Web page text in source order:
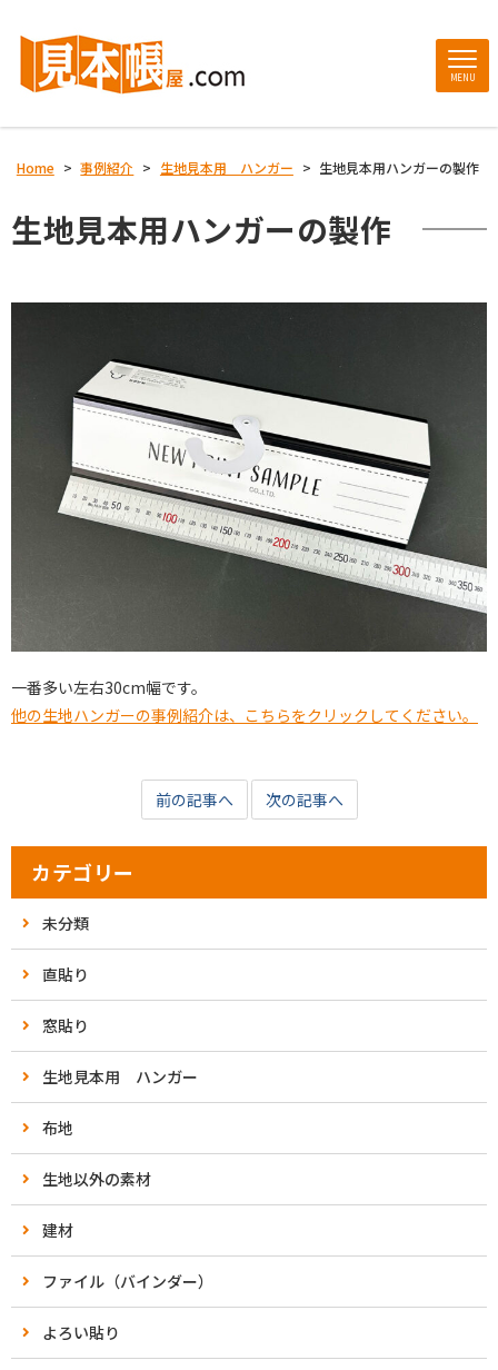
MENU
Home > 事例紹介 > 生地見本用 ハンガー > 生地見本用ハンガーの製作
生地見本用ハンガーの製作
一番多い左右30cm幅です。
他の生地ハンガーの事例紹介は、こちらをクリックしてください。
前の記事へ 次の記事へ
カテゴリー
未分類
直貼り
窓貼り
生地見本用 ハンガー
布地
生地以外の素材
建材
ファイル（バインダー）
よろい貼り